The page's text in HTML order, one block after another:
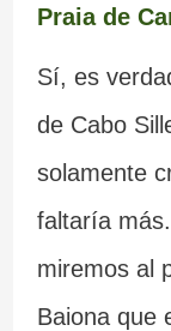
Praia de
Sí, es
de Cabo
solamente
faltaría
miremos al
Baiona que